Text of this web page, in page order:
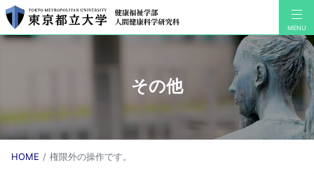
その他
HOME 権限外の操作です。